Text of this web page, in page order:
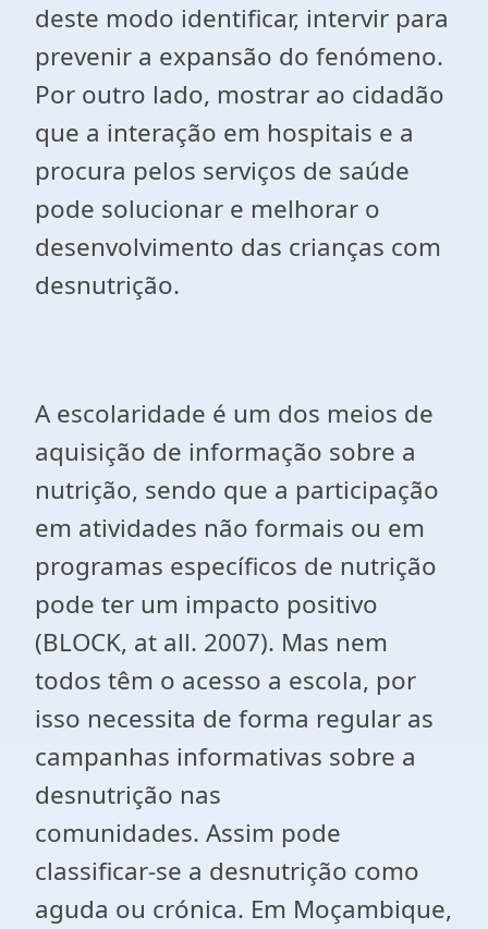
deste modo identificar, intervir para
prevenir a expansão do fenómeno.
Por outro lado, mostrar ao cidadão
que a interação em hospitais e a
procura pelos serviços de saúde
pode solucionar e melhorar o
desenvolvimento das crianças com
desnutrição.
A escolaridade é um dos meios de
aquisição de informação sobre a
nutrição, sendo que a participação
em atividades não formais ou em
programas específicos de nutrição
pode ter um impacto positivo
(BLOCK, at all. 2007). Mas nem
todos têm o acesso a escola, por
isso necessita de forma regular as
campanhas informativas sobre a
desnutrição nas
comunidades. Assim pode
classificar-se a desnutrição como
aguda ou crónica. Em Moçambique,